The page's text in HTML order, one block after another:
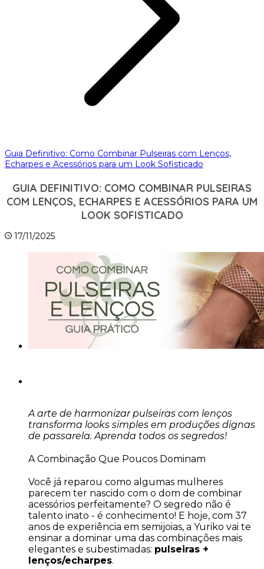
Guia Definitivo: Como Combinar Pulseiras com Lenços,
Echarpes e Acessórios para um Look Sofisticado
GUIA DEFINITIVO: COMO COMBINAR PULSEIRAS
COM LENÇOS, ECHARPES E ACESSÓRIOS PARA UM
LOOK SOFISTICADO
17/11/2025
A arte de harmonizar pulseiras com lenços
transforma looks simples em produções dignas
de passarela. Aprenda todos os segredos!
A Combinação Que Poucos Dominam
Você já reparou como algumas mulheres
parecem ter nascido com o dom de combinar
acessórios perfeitamente? O segredo não é
talento inato - é conhecimento! E hoje, com 37
anos de experiência em semijoias, a Yuriko vai te
ensinar a dominar uma das combinações mais
elegantes e subestimadas: pulseiras +
lenços/echarpes.